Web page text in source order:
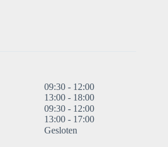
09:30 - 12:00
13:00 - 18:00
09:30 - 12:00
13:00 - 17:00
Gesloten